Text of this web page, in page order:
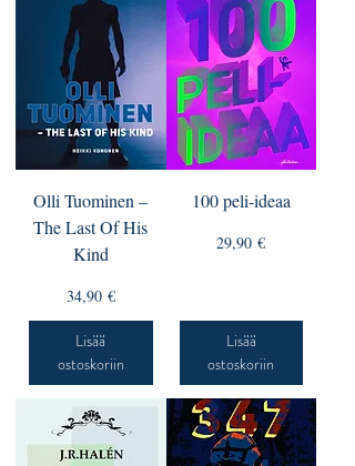
Olli Tuominen –
The Last Of His
Kind
Hinta
34,90 €
Lisää
ostoskoriin
100 peli-ideaa
Hinta
29,90 €
Lisää
ostoskoriin